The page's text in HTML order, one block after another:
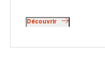
Découvrir